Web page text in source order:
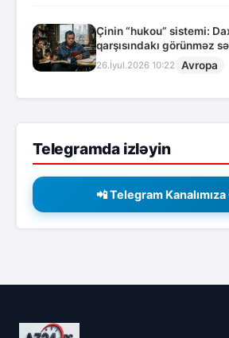
Çinin “hukou” sistemi:
qarşısındakı görünməz
26.İyul.2026 10:22 Avropa
Telegramda izləyin
📲 Telegram